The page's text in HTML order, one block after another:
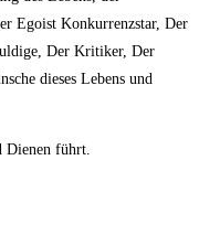
Egoist Konkurrenzstar, Der
Der Kritiker, Der
dieses Lebens und
Dienen führt.